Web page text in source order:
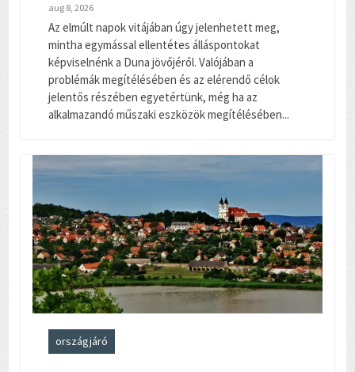
aug 8, 2026
Az elmúlt napok vitájában úgy jelenhetett meg,
mintha egymással ellentétes álláspontokat
képviselnénk a Duna jövőjéről. Valójában a
problémák megítélésében és az elérendő célok
jelentős részében egyetértünk, még ha az
alkalmazandó műszaki eszközök megítélésében...
országjáró